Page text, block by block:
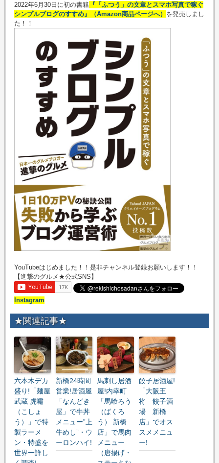
2022年6月30日に初の書籍 『「ふつう」の文章とスマホ写真で稼ぐ
シンプルブログのすすめ』（Amazon商品ページへ） を発売しまし
た！！
YouTubeはじめました！！是非チャンネル登録お願いします！！
【進撃のグルメ★公式SNS】
Instagram
★関連記事★
六本木デカ
盛り!「麺屋
武蔵 虎嘯
（こしょ
う）」で特
製ラーメ
ン・特盛を
世界一詳し
新橋24時間
営業!居酒屋
「なんどき
屋」で牛丼
メニュー”上
牛めし”・ウ
ーロンハイ!
馬刺し居酒
屋!内幸町
「馬喰ろう
（ばくろ
う） 新橋
店」で馬肉
メニュー
（唐揚げ・
餃子居酒屋!
「大阪王
将 餃子酒
場 新橋
店」でオス
スメメニュ
ー!